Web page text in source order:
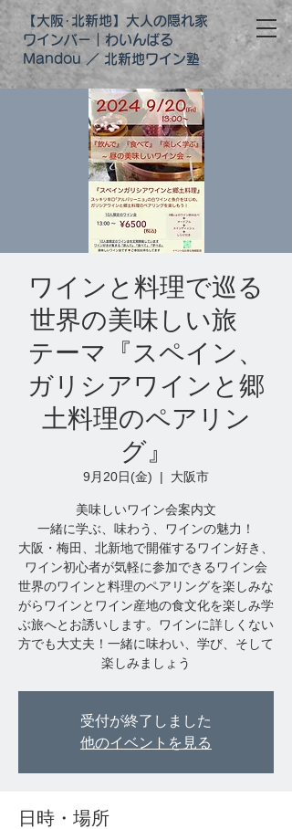
【大阪･北新地】大人の隠れ家
ワインバー｜わいんばる
Mandou ／ 北新地ワイン塾
ワインと料理で巡る
世界の美味しい旅
テーマ『スペイン、
ガリシアワインと郷
土料理のペアリン
グ』
9月20日(金)
  |
大阪市
美味しいワイン会案内文
一緒に学ぶ、味わう、ワインの魅力！
大阪・梅田、北新地で開催するワイン好き、
ワイン初心者が気軽に参加できるワイン会
世界のワインと料理のペアリングを楽しみな
がらワインとワイン産地の食文化を楽しみ学
ぶ旅へとお誘いします。ワインに詳しくない
方でも大丈夫！一緒に味わい、学び、そして
受付が終了しました
他のイベントを見る
日時・場所